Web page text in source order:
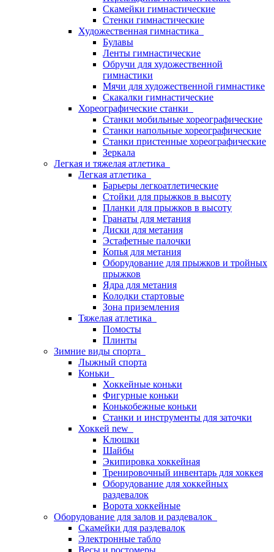
Скамейки гимнастические
Стенки гимнастические
Художественная гимнастика
Булавы
Ленты гимнастические
Обручи для художественной
гимнастики
Мячи для художественной гимнастике
Скакалки гимнастические
Хореографические станки
Станки мобильные хореографические
Станки напольные хореографические
Станки пристенные хореографические
Зеркала
Легкая и тяжелая атлетика
Легкая атлетика
Барьеры легкоатлетические
Стойки для прыжков в высоту
Планки для прыжков в высоту
Гранаты для метания
Диски для метания
Эстафетные палочки
Копья для метания
Оборудование для прыжков и тройных
прыжков
Ядра для метания
Колодки стартовые
Зона приземления
Тяжелая атлетика
Помосты
Плинты
Зимние виды спорта
Лыжный спорта
Коньки
Хоккейные коньки
Фигурные коньки
Конькобежные коньки
Станки и инструменты для заточки
Хоккей new
Клюшки
Шайбы
Экипировка хоккейная
Тренировочный инвентарь для хоккея
Оборудование для хоккейных
раздевалок
Ворота хоккейные
Оборудование для залов и раздевалок
Скамейки для раздевалок
Электронные табло
Весы и ростомеры